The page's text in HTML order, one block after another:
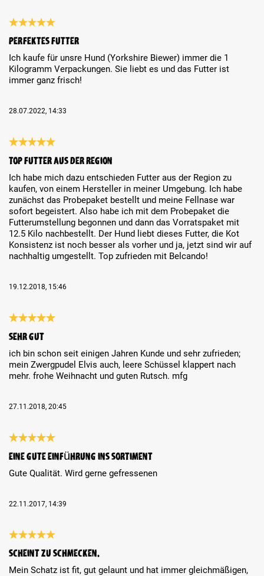
Perfektes Futter
Ich kaufe für unsre Hund (Yorkshire Biewer) immer die 1
Kilogramm Verpackungen. Sie liebt es und das Futter ist
immer ganz frisch!
28.07.2022, 14:33
Top Futter aus der Region
Ich habe mich dazu entschieden Futter aus der Region zu
kaufen, von einem Hersteller in meiner Umgebung. Ich habe
zunächst das Probepaket bestellt und meine Fellnase war
sofort begeistert. Also habe ich mit dem Probepaket die
Futterumstellung begonnen und dann das Vorratspaket mit
12.5 Kilo nachbestellt. Der Hund liebt dieses Futter, die Kot
Konsistenz ist noch besser als vorher und ja, jetzt sind wir auf
nachhaltig umgestellt. Top zufrieden mit Belcando!
19.12.2018, 15:46
sehr gut
ich bin schon seit einigen Jahren Kunde und sehr zufrieden;
mein Zwergpudel Elvis auch, leere Schüssel klappert nach
mehr. frohe Weihnacht und guten Rutsch. mfg
27.11.2018, 20:45
Eine gute Einführung ins Sortiment
Gute Qualität. Wird gerne gefressenen
22.11.2017, 14:39
Scheint zu Schmecken.
Mein Schatz ist fit, gut gelaunt und hat immer gleichmäßigen,